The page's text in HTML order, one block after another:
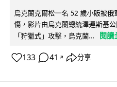
烏克蘭克爾松一名 52 歲小販被
傷，影片由烏克蘭總統澤連斯基
「狩獵式」攻擊，烏克蘭...
閱讀
133 41 ↗ 分享